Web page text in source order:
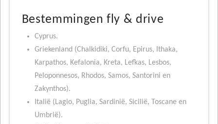
Bestemmingen fly & drive
Cyprus.
Griekenland (Chalkidiki, Corfu, Epirus, Ithaka,
Karpathos, Kefalonia, Kreta, Lefkas, Lesbos,
Peloponnesos, Rhodos, Samos, Santorini en
Zakynthos).
Italië (Lagio, Puglia, Sardinië, Sicilië, Toscane en
Umbrië).